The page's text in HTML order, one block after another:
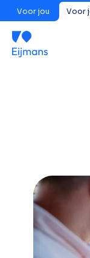
Voor jou Voor